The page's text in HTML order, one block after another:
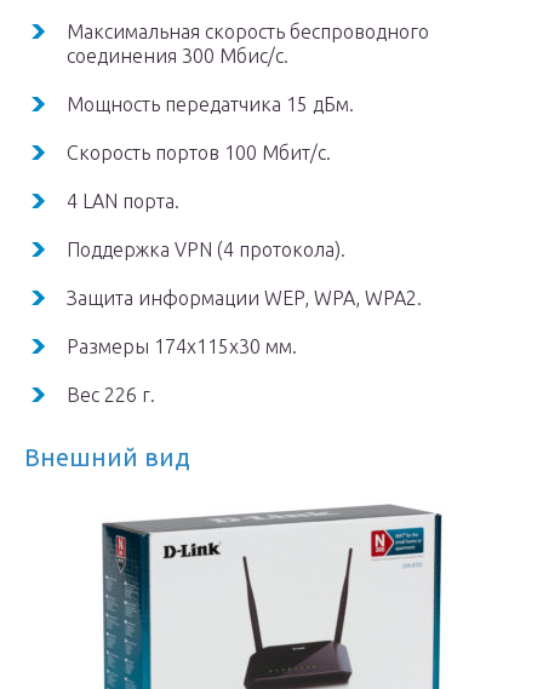
Максимальная скорость беспроводного
соединения 300 Мбис/с.
Мощность передатчика 15 дБм.
Скорость портов 100 Мбит/с.
4 LAN порта.
Поддержка VPN (4 протокола).
Защита информации WEP, WPA, WPA2.
Размеры 174х115х30 мм.
Вес 226 г.
Внешний вид